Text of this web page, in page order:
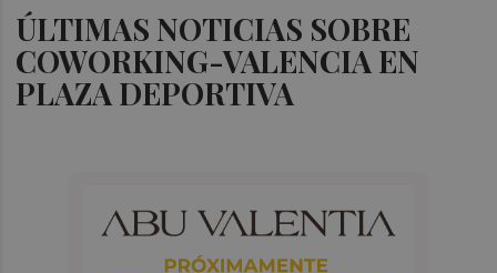
ÚLTIMAS NOTICIAS SOBRE
COWORKING-VALENCIA EN
PLAZA DEPORTIVA